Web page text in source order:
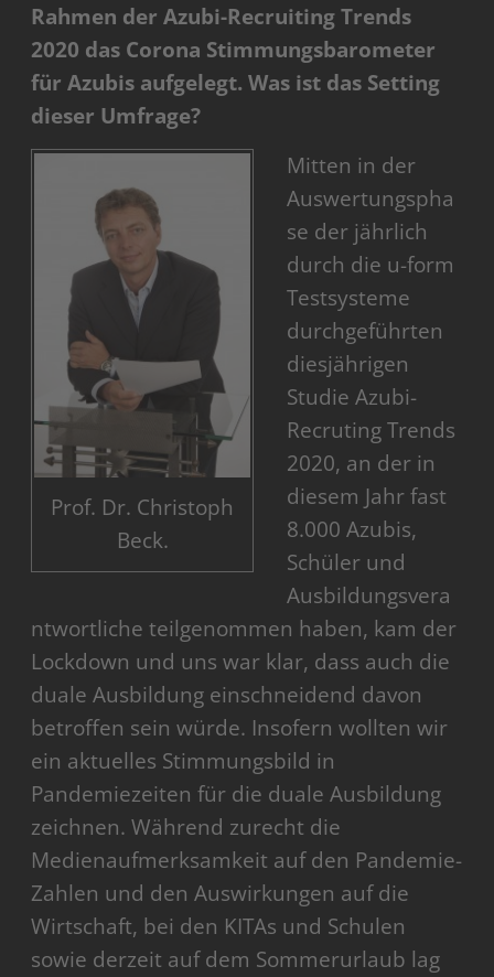
Rahmen der Azubi-Recruiting Trends
2020 das Corona Stimmungsbarometer
für Azubis aufgelegt. Was ist das Setting
dieser Umfrage?
Prof. Dr. Christoph
Beck.
Mitten in der
Auswertungspha
se der jährlich
durch die u-form
Testsysteme
durchgeführten
diesjährigen
Studie Azubi-
Recruting Trends
2020, an der in
diesem Jahr fast
8.000 Azubis,
Schüler und
Ausbildungsvera
ntwortliche teilgenommen haben, kam der
Lockdown und uns war klar, dass auch die
duale Ausbildung einschneidend davon
betroffen sein würde. Insofern wollten wir
ein aktuelles Stimmungsbild in
Pandemiezeiten für die duale Ausbildung
zeichnen. Während zurecht die
Medienaufmerksamkeit auf den Pandemie-
Zahlen und den Auswirkungen auf die
Wirtschaft, bei den KITAs und Schulen
sowie derzeit auf dem Sommerurlaub lag